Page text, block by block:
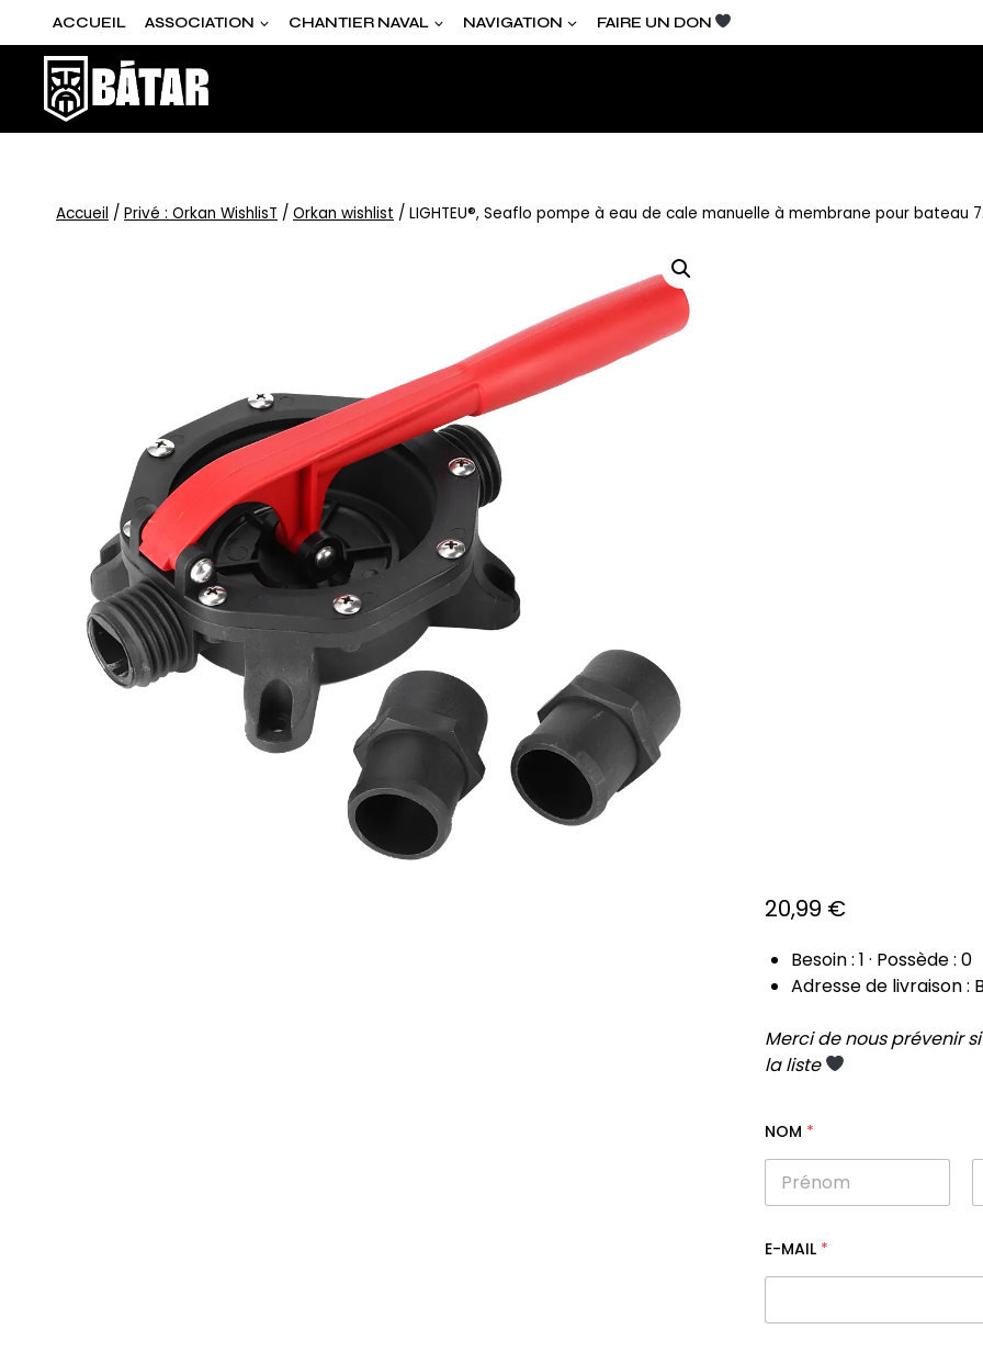
ACCUEIL ASSOCIATION CHANTIER NAVAL NAVIGATION FAIRE UN DON
Accueil / Privé : Orkan WishlisT / Orkan wishlist / LIGHTEU®, Seaflo pompe à eau de cale manuelle à membrane pour bateau
20,99 €
Besoin : 1 · Possède : 0
Adresse de livraison :
Merci de nous prévenir
la liste
NOM *
Prénom
U
D
E-MAIL *